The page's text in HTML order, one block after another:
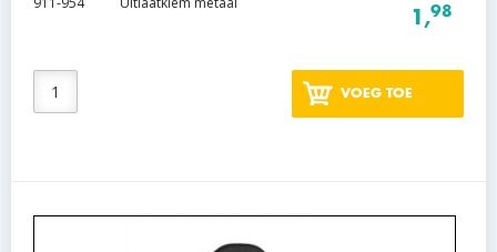
1,98
VOEG TOE